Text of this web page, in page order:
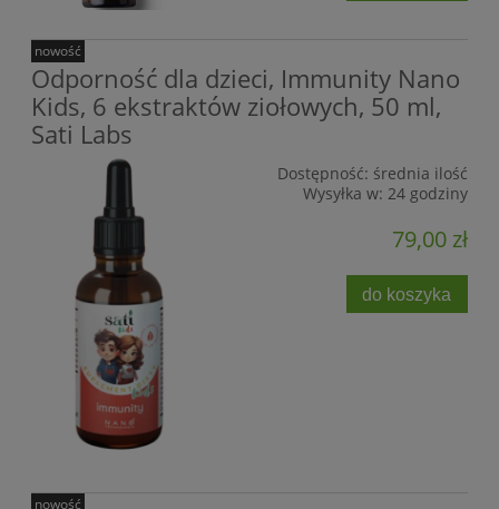
Odporność dla dzieci, Immunity Nano
Kids, 6 ekstraktów ziołowych, 50 ml,
Sati Labs
Dostępność: średnia ilość
Wysyłka w: 24 godziny
79,00 zł
do koszyka
nowość
nowość